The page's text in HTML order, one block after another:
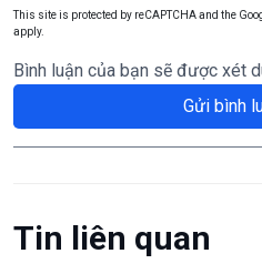
This site is protected by reCAPTCHA and the
apply.
Bình luận của bạn sẽ được xét
Gửi bình
Tin liên quan